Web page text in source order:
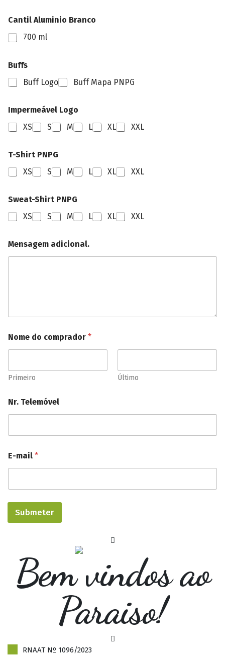
Cantil Aluminio Branco
700 ml
Buffs
Buff Logo
Buff Mapa PNPG
Impermeável Logo
XS
S M L XL XXL
T-Shirt PNPG
XS
S M L XL XXL
Sweat-Shirt PNPG
XS
S M L XL XXL
Mensagem adicional.
Nome do comprador *
Primeiro Último
Nr. Telemóvel
E-mail *
Submeter
Bem vindos ao
Paraiso!
RNAAT Nº 1096/2023